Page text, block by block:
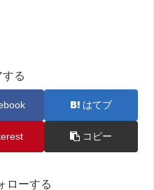
する
はてブ
コピー
ローする